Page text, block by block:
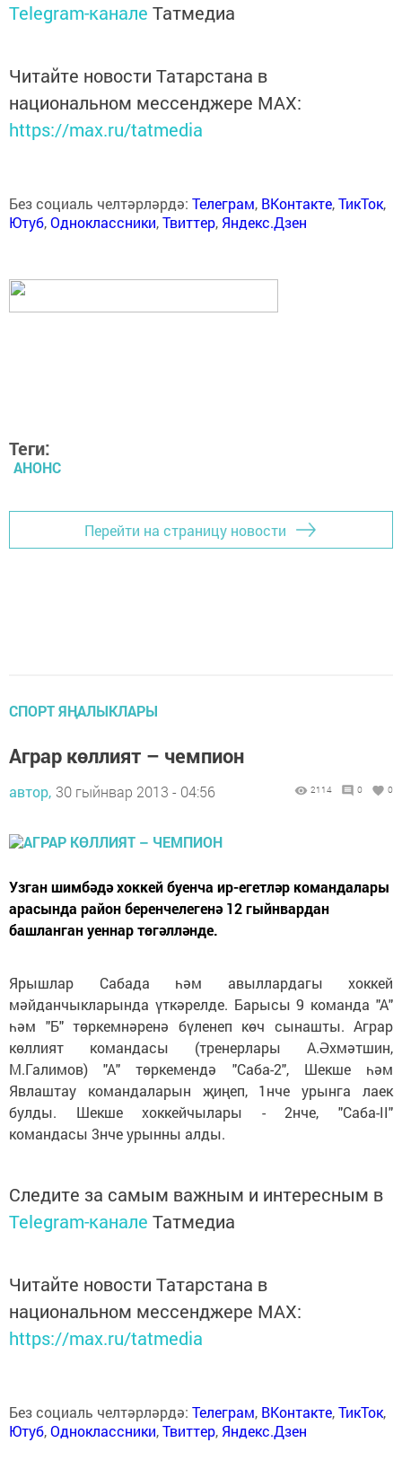
Telegram-канале Татмедиа
Читайте новости Татарстана в
национальном мессенджере MАХ:
https://max.ru/tatmedia
Без социаль челтәрләрдә: Телеграм, ВКонтакте,ТикТок,
Ютуб,Одноклассники,Твиттер, Яндекс.Дзен
Теги:
АНОНС
Перейти на страницу новости
СПОРТ ЯҢАЛЫКЛАРЫ
Аграр көллият – чемпион
автор, 30 гыйнвар 2013 - 04:56 2114 0 0
Узган шимбәдә хоккей буенча ир-егетләр командалары
арасында район беренчелегенә 12 гыйнвардан
башланган уеннар төгәлләнде.
Ярышлар Сабада һәм авыллардагы хоккей
мәйданчыкларында үткәрелде. Барысы 9 команда "А"
һәм "Б" төркемнәренә бүленеп көч сынашты. Аграр
көллият командасы (тренерлары А.Әхмәтшин,
М.Галимов) "А" төркемендә "Саба-2", Шекше һәм
Явлаштау командаларын җиңеп, 1нче урынга лаек
булды. Шекше хоккейчылары - 2нче, "Саба-II"
командасы 3нче урынны алды.
Следите за самым важным и интересным в
Telegram-канале Татмедиа
Читайте новости Татарстана в
национальном мессенджере MАХ:
https://max.ru/tatmedia
Без социаль челтәрләрдә: Телеграм, ВКонтакте,ТикТок,
Ютуб,Одноклассники,Твиттер, Яндекс.Дзен